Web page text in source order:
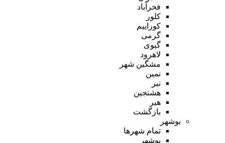
فخرآباد
کلور
کوراییم
گرمی
گیوی
لاهرود
مشگین شهر
نمین
نیر
هشتجین
هیر
بازگشت
بوشهر
تمام شهر‌ها
بوشهر